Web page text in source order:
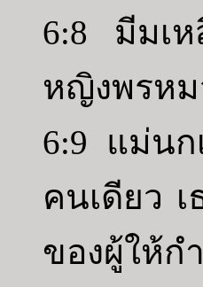
6:8 มีมเ
หญิงพรห
6:9 แม่น
คนเดียว
ของผู้ให้ก